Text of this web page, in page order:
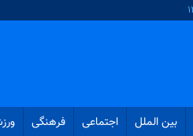
بین الملل اجتماعی فرهنگی